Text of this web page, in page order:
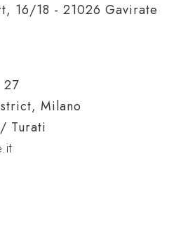
16/18 - 21026 Gavirate
27
Milano
Turati